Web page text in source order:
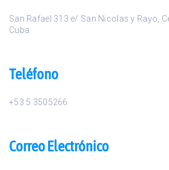
San Rafael 313 e/ San Nicolas y Rayo
Cuba
Teléfono
+53 5 3505266
Correo Electrónico